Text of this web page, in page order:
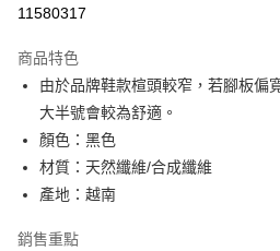
Apple Pay
ATM付款
運送方式
每筆NT$80，滿NT$6,000(含以上)免運
11580317
商品特色
由於品牌鞋款楦頭較窄，若腳板偏
大半號會較為舒適。
顏色：黑色
材質：天然纖維/合成纖維
產地：越南
銷售重點